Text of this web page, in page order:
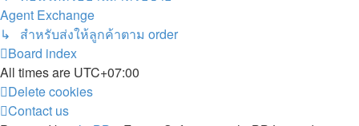
Agent Exchange
↳ สำหรับส่งให้ลูกค้าตาม order
Board index
All times are UTC+07:00
Delete cookies
Contact us